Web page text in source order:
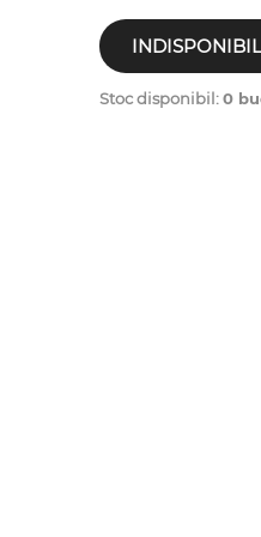
INDISPONIBIL
Stoc disponibil:0